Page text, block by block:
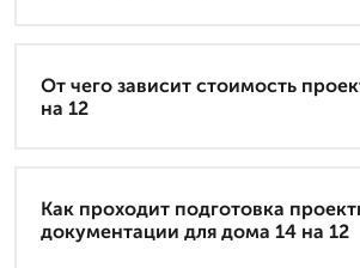
От чего зависит стоимость
на 12
Как проходит подготовка
документации для дома 14 на 12